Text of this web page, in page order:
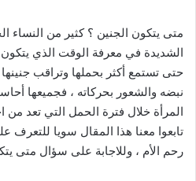
متى يتكون الجنين ؟ كثير من النساء
الشديدة في معرفة الوقت الذي يتكون
حتى تستمع أكثر بحملها وتراقب
نبضه والشعور بحركاته ، فجميعها
المرأة خلال فترة الحمل التي تعد من
تابعوا معنا هذا المقال سويا للتعرف
رحم الأم ، وللاجابة على سؤال متى